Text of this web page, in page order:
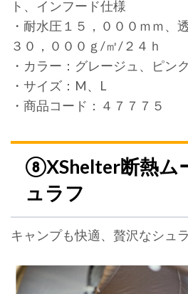
ト、インフード仕様
・耐水圧１５，０００ｍｍ、
３０，０００ｇ/㎡/２４ｈ
・カラー：グレージュ、ピン
・サイズ：M、L
・商品コード：４７７７５
⑧XShelter断熱ム
ュラフ
キャンプも快適、贅沢なシュ